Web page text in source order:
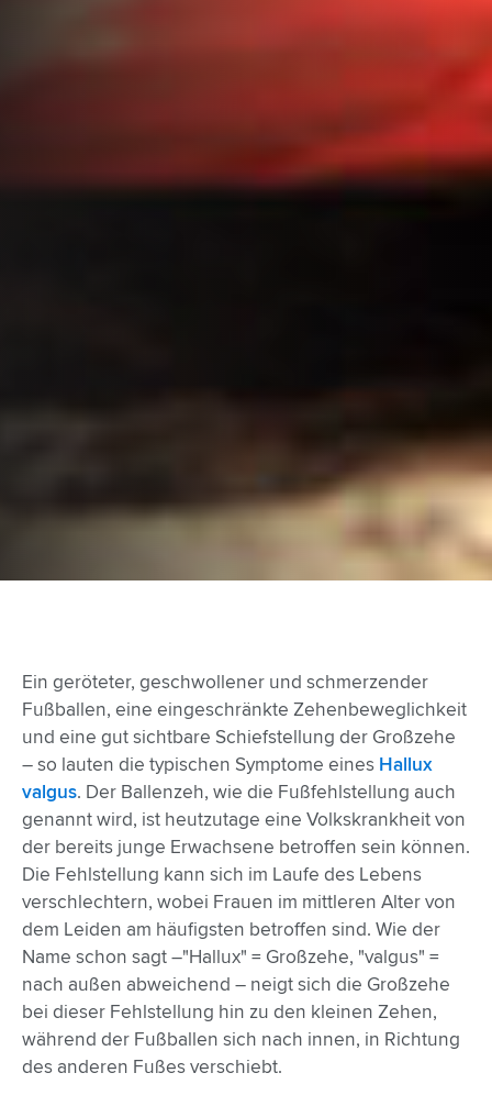
Ein geröteter, geschwollener und schmerzender
Fußballen, eine eingeschränkte Zehenbeweglichkeit
und eine gut sichtbare Schiefstellung der Großzehe
– so lauten die typischen Symptome eines Hallux
valgus. Der Ballenzeh, wie die Fußfehlstellung auch
genannt wird, ist heutzutage eine Volkskrankheit von
der bereits junge Erwachsene betroffen sein können.
Die Fehlstellung kann sich im Laufe des Lebens
verschlechtern, wobei Frauen im mittleren Alter von
dem Leiden am häufigsten betroffen sind. Wie der
Name schon sagt –"Hallux" = Großzehe, "valgus" =
nach außen abweichend – neigt sich die Großzehe
bei dieser Fehlstellung hin zu den kleinen Zehen,
während der Fußballen sich nach innen, in Richtung
des anderen Fußes verschiebt.